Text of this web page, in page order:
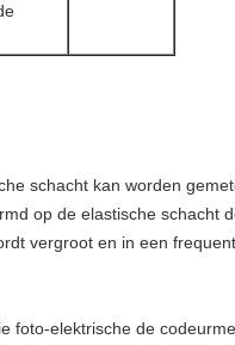
schacht kan worden
op de elastische schacht
vergroot en in een
foto-elektrische de